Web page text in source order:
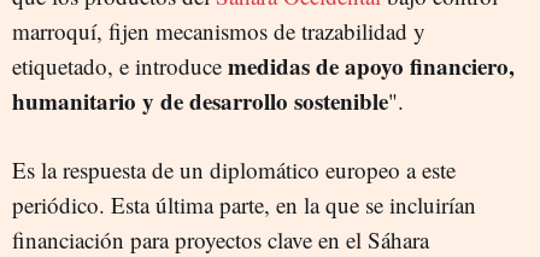
marroquí, fijen mecanismos de trazabilidad y
etiquetado, e introduce medidas de apoyo financiero,
humanitario y de desarrollo sostenible".
Es la respuesta de un diplomático europeo a este
periódico. Esta última parte, en la que se incluirían
financiación para proyectos clave en el Sáhara